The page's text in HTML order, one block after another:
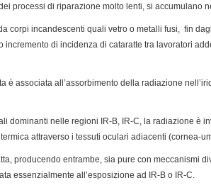
processi di riparazione molto lenti, si accumulano
corpi incandescenti quali vetro o metalli fusi, fin
di incidenza di cataratte tra lavoratori
è associata all’assorbimento della radiazione
dominanti nelle regioni IR-B, IR-C, la radiazione è
attraverso i tessuti oculari adiacenti (cornea-
producendo entrambe, sia pure con meccanismi
essenzialmente all’esposizione ad IR-B o IR-C.